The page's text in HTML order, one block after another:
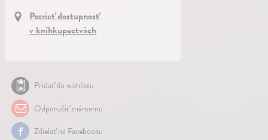
Pozrieť dostupnosť
v kníhkupectvách
Pridať do wishlistu
Odporučiť známemu
Zdielať na Facebooku